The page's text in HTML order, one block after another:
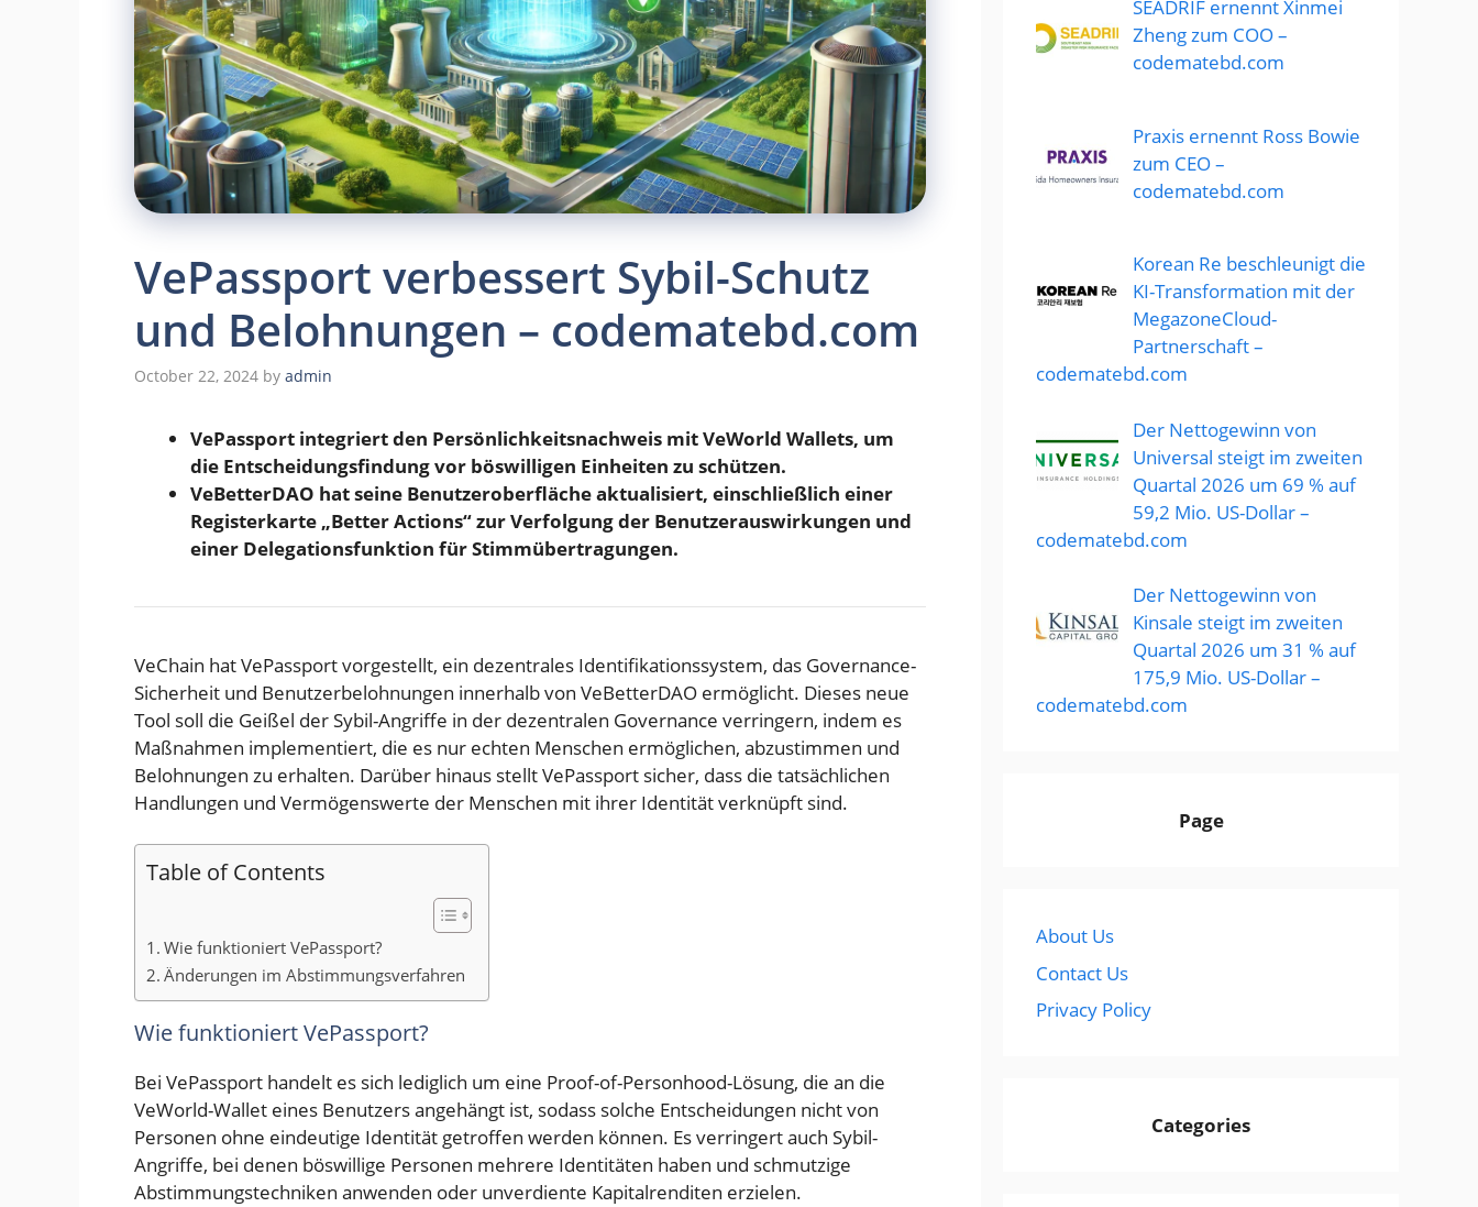
VePassport verbessert Sybil-Schutz
und Belohnungen – codematebd.com
October 22, 2024 by admin
VePassport integriert den Persönlichkeitsnachweis mit VeWorld Wallets, um
die Entscheidungsfindung vor böswilligen Einheiten zu schützen.
VeBetterDAO hat seine Benutzeroberfläche aktualisiert, einschließlich einer
Registerkarte „Better Actions“ zur Verfolgung der Benutzerauswirkungen und
einer Delegationsfunktion für Stimmübertragungen.
VeChain hat VePassport vorgestellt, ein dezentrales Identifikationssystem, das Governance-
Sicherheit und Benutzerbelohnungen innerhalb von VeBetterDAO ermöglicht. Dieses neue
Tool soll die Geißel der Sybil-Angriffe in der dezentralen Governance verringern, indem es
Maßnahmen implementiert, die es nur echten Menschen ermöglichen, abzustimmen und
Belohnungen zu erhalten. Darüber hinaus stellt VePassport sicher, dass die tatsächlichen
Handlungen und Vermögenswerte der Menschen mit ihrer Identität verknüpft sind.
Table of Contents
Wie funktioniert VePassport?
Änderungen im Abstimmungsverfahren
Wie funktioniert VePassport?
Bei VePassport handelt es sich lediglich um eine Proof-of-Personhood-Lösung, die an die
VeWorld-Wallet eines Benutzers angehängt ist, sodass solche Entscheidungen nicht von
Personen ohne eindeutige Identität getroffen werden können. Es verringert auch Sybil-
Angriffe, bei denen böswillige Personen mehrere Identitäten haben und schmutzige
Abstimmungstechniken anwenden oder unverdiente Kapitalrenditen erzielen.
SEADRIF ernennt Xinmei
Zheng zum COO –
codematebd.com
Praxis ernennt Ross Bowie
zum CEO –
codematebd.com
Korean Re beschleunigt die
KI-Transformation mit der
MegazoneCloud-
Partnerschaft –
codematebd.com
Der Nettogewinn von
Universal steigt im zweiten
Quartal 2026 um 69 % auf
59,2 Mio. US-Dollar –
codematebd.com
Der Nettogewinn von
Kinsale steigt im zweiten
Quartal 2026 um 31 % auf
175,9 Mio. US-Dollar –
codematebd.com
Page
About Us
Contact Us
Privacy Policy
Categories